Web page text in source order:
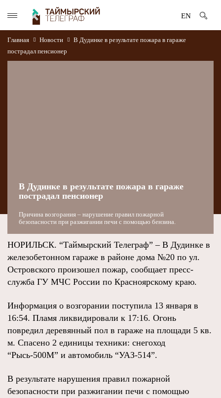
EN
Главная Новости
В Дудинке в результате пожара в гараже
пострадал пенсионер
В Дудинке в результате пожара в гараже
пострадал пенсионер
Причина возгорания – нарушение правил пожарной
безопасности при разжигании печи с помощью бензина.
НОРИЛЬСК. “Таймырский Телеграф” – В Дудинке в
железобетонном гараже в районе дома №20 по ул.
Островского произошел пожар, сообщает пресс-
служба ГУ МЧС России по Красноярскому краю.
Информация о возгорании поступила 13 января в
16:54. Пламя ликвидировали к 17:16. Огонь
повредил деревянный пол в гараже на площади 5 кв.
м. Спасено 2 единицы техники: снегоход
“Рысь-500М” и автомобиль “УАЗ-514”.
В результате нарушения правил пожарной
безопасности при разжигании печи с помощью